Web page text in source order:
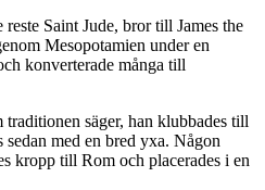
reste Saint Jude, bror till James the
Mesopotamien under en
konverterade många till
säger, han klubbades till
sedan med en bred yxa. Någon
kropp till Rom och placerades i en